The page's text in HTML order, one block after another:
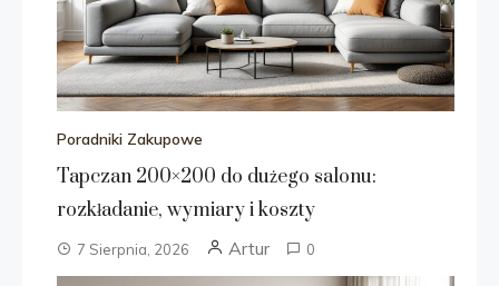
Poradniki Zakupowe
Tapczan 200×200 do dużego salonu:
rozkładanie, wymiary i koszty
7 Sierpnia, 2026 Artur 0